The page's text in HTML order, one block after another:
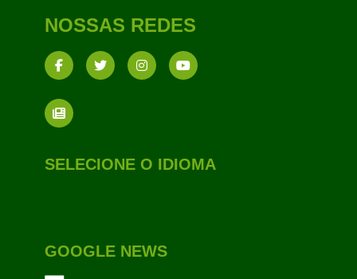
NOSSAS REDES
SELECIONE O IDIOMA
GOOGLE NEWS